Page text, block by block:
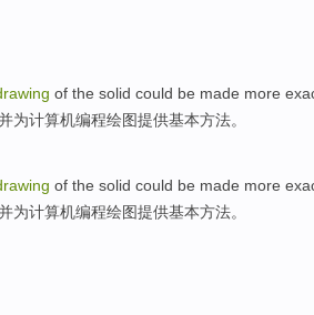
of the solid could be made more
为计算机编程绘图提供基本方法。
of the solid could be made more
为计算机编程绘图提供基本方法。